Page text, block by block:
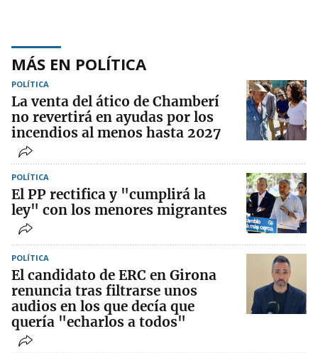
MÁS EN POLÍTICA
POLÍTICA
La venta del ático de Chamberí
no revertirá en ayudas por los
incendios al menos hasta 2027
POLÍTICA
El PP rectifica y "cumplirá la
ley" con los menores migrantes
POLÍTICA
El candidato de ERC en Girona
renuncia tras filtrarse unos
audios en los que decía que
quería "echarlos a todos"